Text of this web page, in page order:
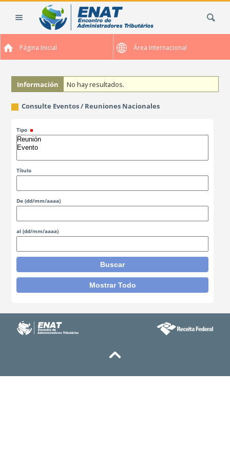
Página Inicial Área Internacional
Información No hay resultados.
Consulte Eventos / Reuniones Nacionales
Tipo
Título
De (dd/mm/aaaa)
al (dd/mm/aaaa)